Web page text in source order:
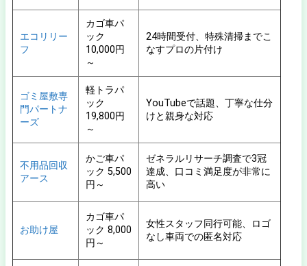
エコリリー
フ
カゴ車パ
ック
10,000円
～
24時間受付、特殊清掃までこ
なすプロの片付け
ゴミ屋敷専
門パートナ
ーズ
軽トラパ
ック
19,800円
～
YouTubeで話題、丁寧な仕分
けと親身な対応
不用品回収
アース
かご車パ
ック 5,500
円～
ゼネラルリサーチ調査で3冠
達成、口コミ満足度が非常に
高い
お助け屋
カゴ車パ
ック 8,000
円～
女性スタッフ同行可能、ロゴ
なし車両での匿名対応